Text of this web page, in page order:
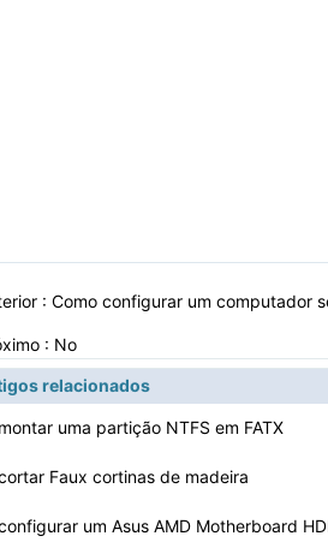
: Como configurar um computador
: No
relacionados
uma partição NTFS em FATX
Faux cortinas de madeira
um Asus AMD Motherboard